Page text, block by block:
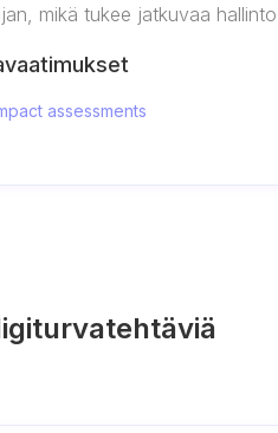
mikä tukee jatkuvaa
assessments